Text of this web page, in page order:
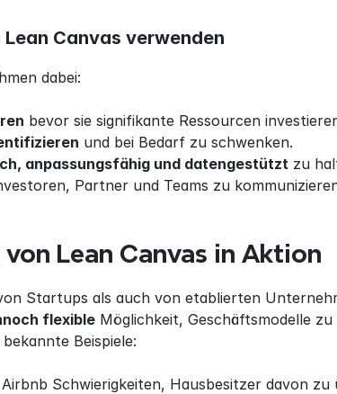
Canvas verwenden
dabei:
bevor sie signifikante Ressourcen
und bei Bedarf zu schwenken.
anpassungsfähig und datengestützt zu
Partner und Teams zu
Lean Canvas in Aktion
Startups als auch von etablierten
flexible Möglichkeit, Geschäftsmodelle
Beispiele:
Schwierigkeiten, Hausbesitzer davon